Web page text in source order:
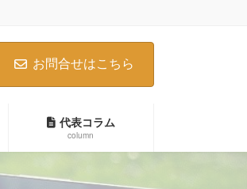
お問合せはこちら
代表コラム
column